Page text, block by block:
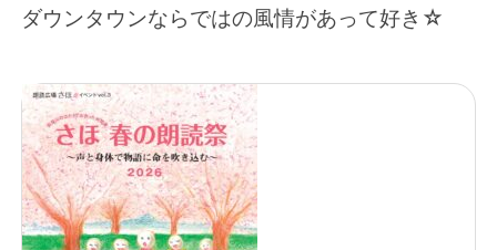
ダウンタウンならではの風情があって好き☆